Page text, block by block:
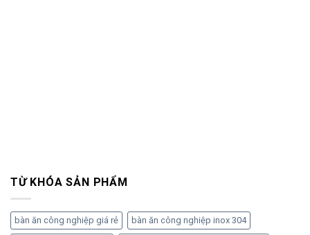
TỪ KHÓA SẢN PHẨM
bàn ăn công nghiệp giá rẻ bàn ăn công nghiệp inox 304